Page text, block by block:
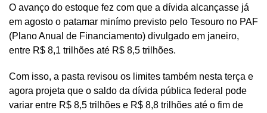
O avanço do estoque fez com que a dívida alcançasse já
em agosto o patamar minímo previsto pelo Tesouro no PAF
(Plano Anual de Financiamento) divulgado em janeiro,
entre R$ 8,1 trilhões até R$ 8,5 trilhões.
Com isso, a pasta revisou os limites também nesta terça e
agora projeta que o saldo da dívida pública federal pode
variar entre R$ 8,5 trilhões e R$ 8,8 trilhões até o fim de